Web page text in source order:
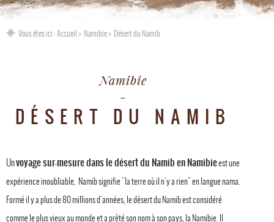
Vous êtes ici :Accueil Namibie Désert du Namib
Namibie
DÉSERT DU NAMIB
Unvoyage sur-mesure dans le désert du Namib en Namibieest une
expérience inoubliable Namib signifie "la terre où il n'y a rien" en langue nama.
Formé il y a plus de 80 millions d'années, le désert du Namib est considéré
comme le plus vieux au monde et a prêté son nom à son pays, la Namibie. Il